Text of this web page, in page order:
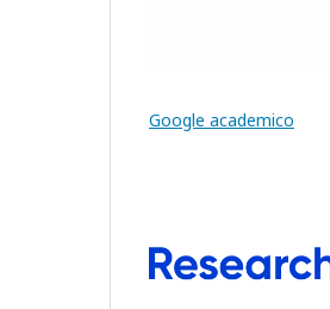
Google academico